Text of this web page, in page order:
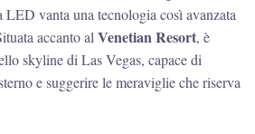
LED vanta una tecnologia così avanzata
accanto al Venetian Resort, è
skyline di Las Vegas, capace di
e suggerire le meraviglie che riserva